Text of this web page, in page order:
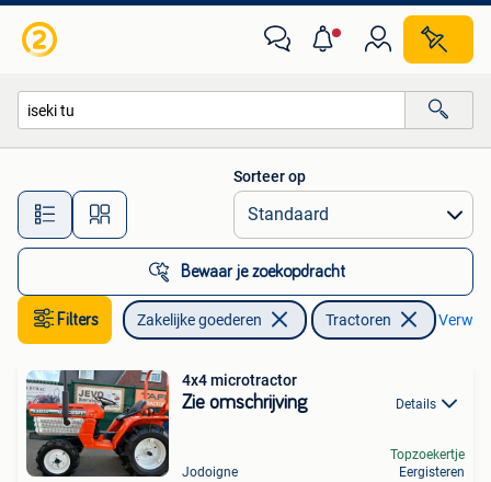
Alle afstanden…
Sorteer op
Bewaar je zoekopdracht
Filters Zakelijke goederen Tractoren
4x4 microtractor
Zie omschrijving Details
Jodoigne
Topzoekertje
Eergisteren